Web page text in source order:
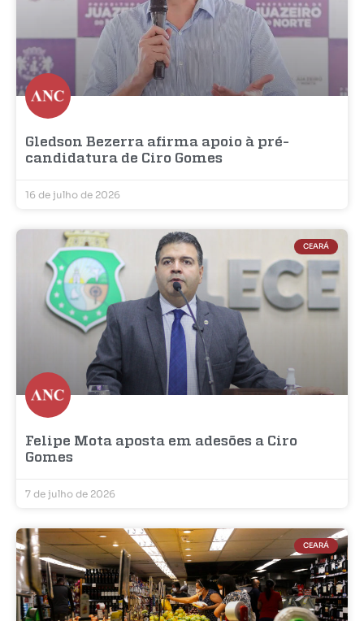
Gledson Bezerra afirma apoio à pré-
candidatura de Ciro Gomes
16 de julho de 2026
CEARÁ
Felipe Mota aposta em adesões a Ciro
Gomes
7 de julho de 2026
CEARÁ